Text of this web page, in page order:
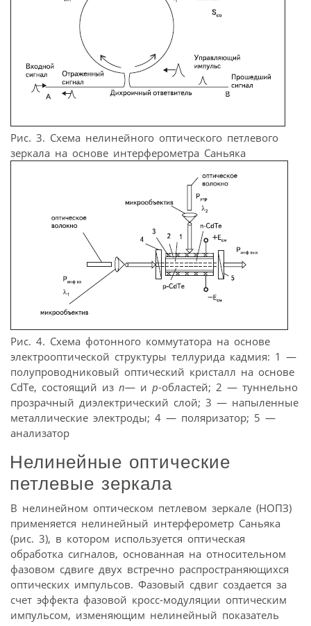
Рис. 3. Схема нелинейного оптического петлевого
зеркала на основе интерферометра Саньяка
Рис. 4. Схема фотонного коммутатора на основе
электрооптической структуры теллурида кадмия: 1 —
полупроводниковый оптический кристалл на основе
CdTe, состоящий из n— и p-областей; 2 — туннельно
прозрачный диэлектрический слой; 3 — напыленные
металлические электроды; 4 — поляризатор; 5 —
анализатор
Нелинейные оптические
петлевые зеркала
В нелинейном оптическом петлевом зеркале (НОПЗ)
применяется нелинейный интерферометр Саньяка
(рис. 3), в котором используется оптическая
обработка сигналов, основанная на относительном
фазовом сдвиге двух встречно распространяющихся
оптических импульсов. Фазовый сдвиг создается за
счет эффекта фазовой кросс-модуляции оптическим
импульсом, изменяющим нелинейный показатель